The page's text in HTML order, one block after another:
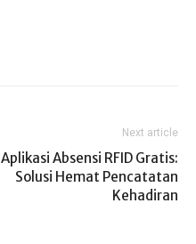
Next article
Aplikasi Absensi RFID Gratis:
Solusi Hemat Pencatatan
Kehadiran